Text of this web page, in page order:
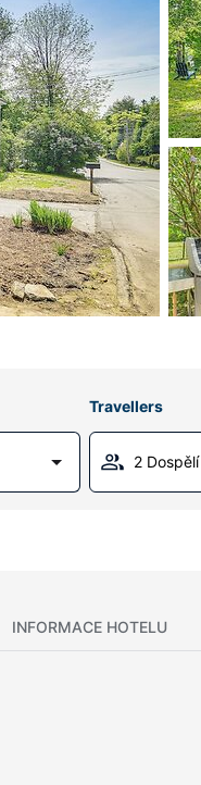
Travellers
2 Dospělí
INFORMACE HOTELU